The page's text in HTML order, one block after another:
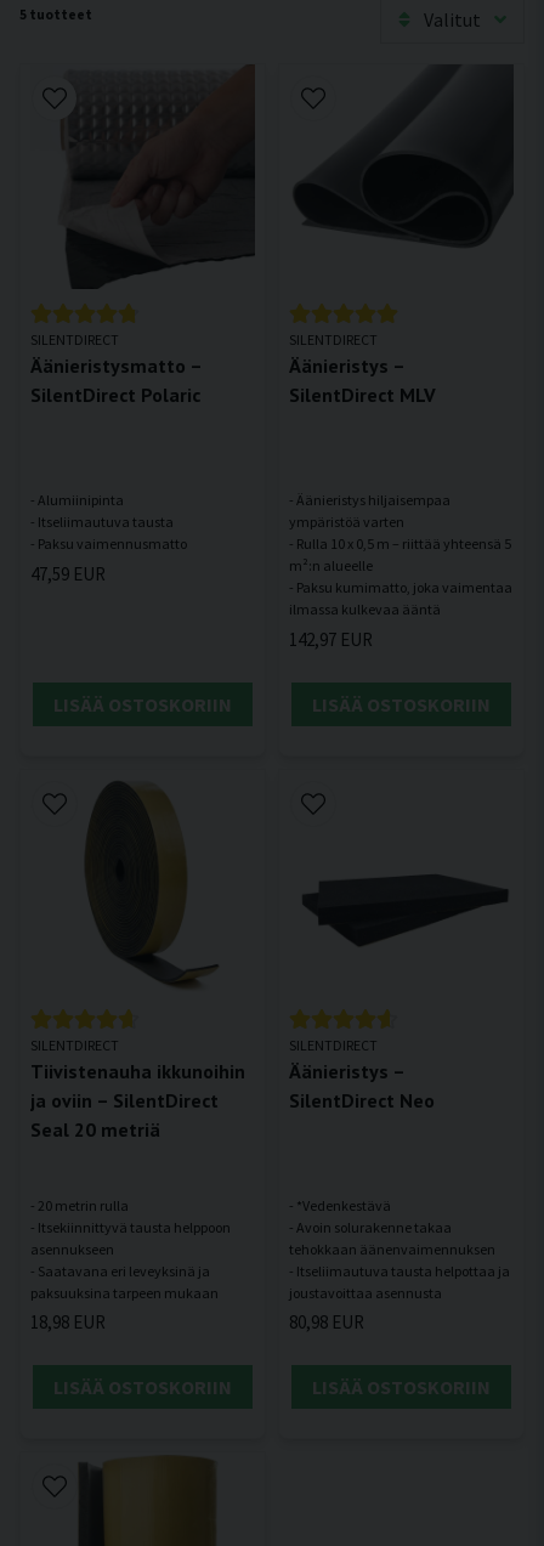
5 tuotteet Valitut
SILENTDIRECT
Äänieristysmatto –
SilentDirect Polaric
- Alumiinipinta
- Itseliimautuva tausta
47,59 EUR
LISÄÄ OSTOSKORIIN
SILENTDIRECT
Äänieristys –
SilentDirect MLV
- Äänieristys hiljaisempaa
ympäristöä varten
- Rulla 10 x 0,5 m – riittää yhteensä 5
m²:n alueelle
- Paksu kumimatto, joka vaimentaa
142,97 EUR
LISÄÄ OSTOSKORIIN
SILENTDIRECT
Tiivistenauha ikkunoihin
ja oviin – SilentDirect
Seal 20 metriä
- 20 metrin rulla
- Itsekiinnittyvä tausta helppoon
asennukseen
- Saatavana eri leveyksinä ja
18,98 EUR
LISÄÄ OSTOSKORIIN
SILENTDIRECT
Äänieristys –
SilentDirect Neo
- *Vedenkestävä
- Avoin solurakenne takaa
tehokkaan äänenvaimennuksen
- Itseliimautuva tausta helpottaa ja
80,98 EUR
LISÄÄ OSTOSKORIIN